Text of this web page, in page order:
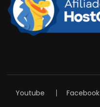
Youtube Facebook